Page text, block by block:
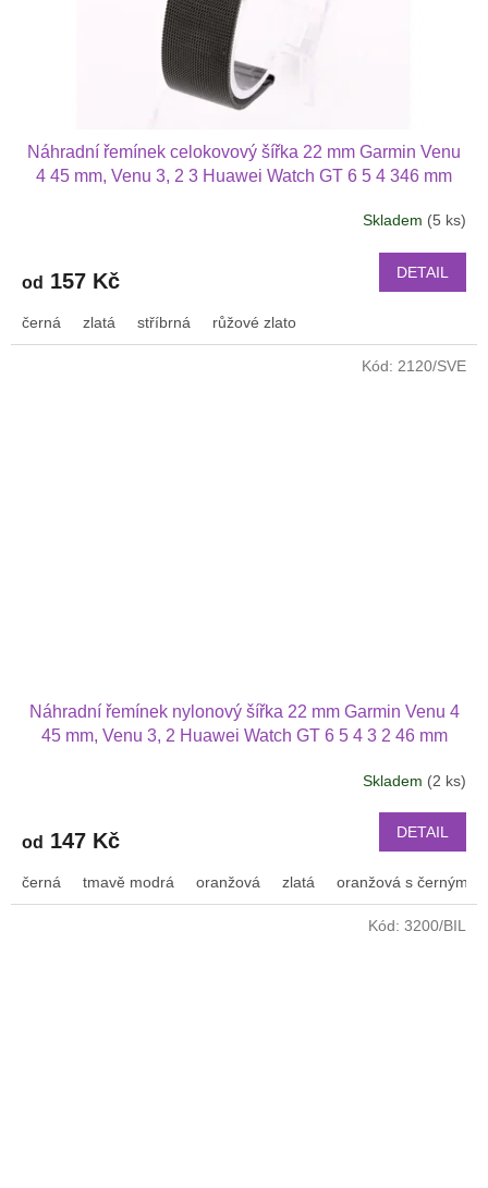
Náhradní řemínek celokovový šířka 22 mm Garmin Venu
4 45 mm, Venu 3, 2 3 Huawei Watch GT 6 5 4 346 mm
Skladem (5 ks)
od 157 Kč DETAIL
černá zlatá stříbrná růžové zlato
Náhradní řemínek nylonový šířka 22 mm Garmin Venu 4
45 mm, Venu 3, 2 Huawei Watch GT 6 5 4 3 2 46 mm
Skladem (2 ks)
od 147 Kč DETAIL
černá tmavě modrá oranžová zlatá oranžová s černým
Kód: 2120/SVE
Kód: 3200/BIL